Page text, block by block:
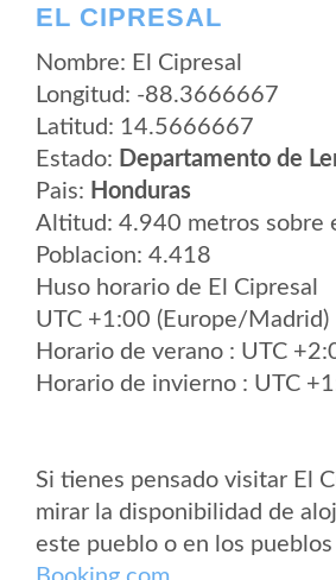
EL CIPRESAL
Nombre: El Cipresal
Longitud: -88.3666667
Latitud: 14.5666667
Estado: Departamento de
Pais: Honduras
Altitud: 4.940 metros sobre
Poblacion: 4.418
Huso horario de El Cipresal
UTC +1:00 (Europe/Madrid)
Horario de verano : UTC
Horario de invierno : UTC
Si tienes pensado visitar El
mirar la disponibilidad de
este pueblo o en los